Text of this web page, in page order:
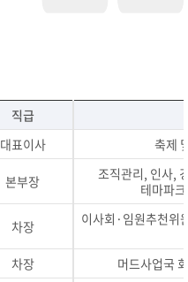
직급
대표이사
축제
본부장
조직관리, 인사,
테마파
차장 이사회·임원추천위
차장
머드사업국